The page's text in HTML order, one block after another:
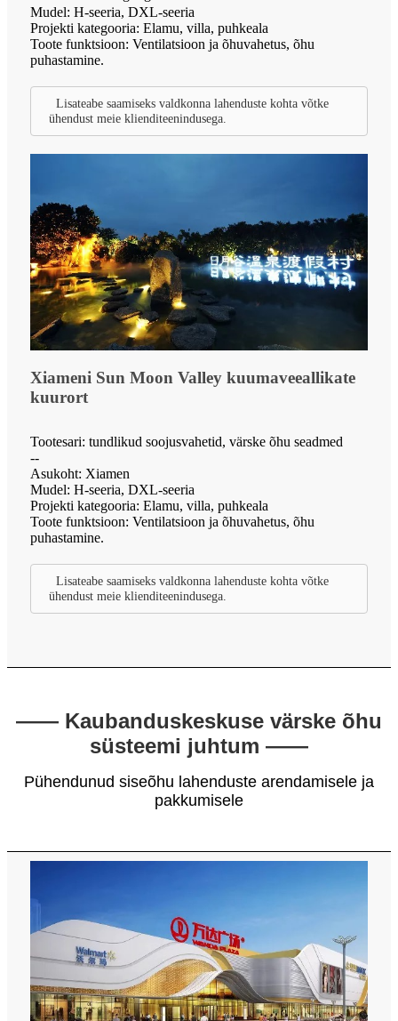
Mudel: H-seeria, DXL-seeria
Projekti kategooria: Elamu, villa, puhkeala
Toote funktsioon: Ventilatsioon ja õhuvahetus, õhu
puhastamine.
Lisateabe saamiseks valdkonna lahenduste kohta võtke
ühendust meie klienditeenindusega.
Xiameni Sun Moon Valley kuumaveeallikate
kuurort
Tootesari: tundlikud soojusvahetid, värske õhu seadmed
--
Asukoht: Xiamen
Mudel: H-seeria, DXL-seeria
Projekti kategooria: Elamu, villa, puhkeala
Toote funktsioon: Ventilatsioon ja õhuvahetus, õhu
puhastamine.
Lisateabe saamiseks valdkonna lahenduste kohta võtke
ühendust meie klienditeenindusega.
—— Kaubanduskeskuse värske õhu
süsteemi juhtum ——
Pühendunud siseõhu lahenduste arendamisele ja
pakkumisele